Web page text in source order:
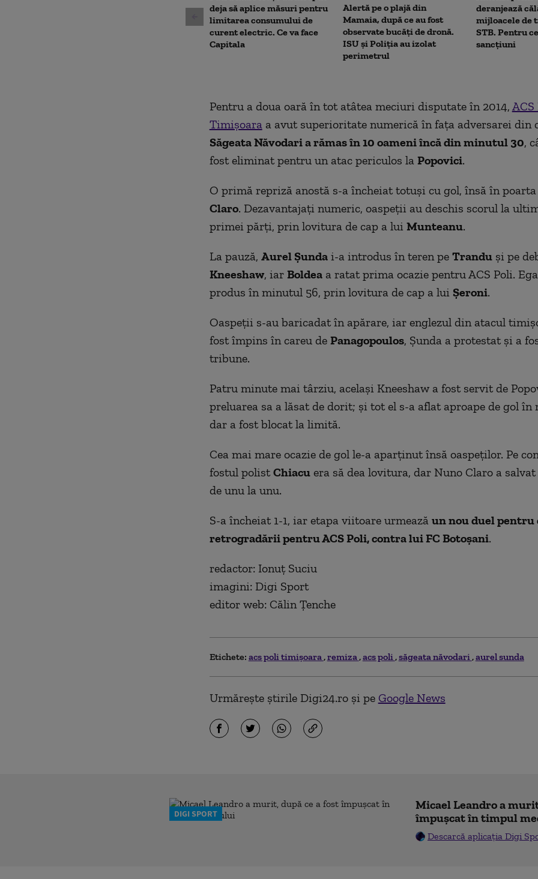
deja să aplice măsuri pentru
limitarea consumului de
curent electric. Ce va face
Capitala
Alertă pe o plajă din
Mamaia, după ce au fost
observate bucăți de dronă.
ISU și Poliția au izolat
perimetrul
deranjează
mijloacele de
STB. Pentru
sancțiuni
Pentru a doua oară în tot atâtea meciuri disputate în 2014, ACS
Timișoara a avut superioritate numerică în faţa adversarei din
Săgeata Năvodari a rămas în 10 oameni încă din minutul 30,
fost eliminat pentru un atac periculos la Popovici.
O primă repriză anostă s-a încheiat totuşi cu gol, însă în
Claro. Dezavantajaţi numeric, oaspeţii au deschis scorul la
primei părţi, prin lovitura de cap a lui Munteanu.
La pauză, Aurel Şundai-a introdus în teren pe Tranduşi pe
Kneeshaw, iar Boldeaa ratat prima ocazie pentru ACS Poli.
produs în minutul 56, prin lovitura de cap a lui Şeroni.
Oaspeţii s-au baricadat în apărare, iar englezul din atacul
fost împins în careu de Panagopoulos, Şunda a protestat şi a
tribune.
Patru minute mai târziu, acelaşi Kneeshaw a fost servit de
preluarea sa a lăsat de dorit; şi tot el s-a aflat aproape de gol în
dar a fost blocat la limită.
Cea mai mare ocazie de gol le-a aparţinut însă oaspeţilor. Pe
fostul polist Chiacuera să dea lovitura, dar Nuno Claro a
de unu la unu.
S-a încheiat 1-1, iar etapa viitoare urmează un nou duel pentru
retrogradării pentru ACS Poli, contra lui FC Botoşani.
redactor: Ionuţ Suciu
imagini: Digi Sport
editor web: Călin Țenche
Etichete: acs poli timişoara remiza acs poli săgeata năvodari aurel sunda
Urmărește știrile Digi24.ro și pe Google News
DIGI SPORT
Micael Leandro a
împușcat în timpul
Descarcă aplicația Digi